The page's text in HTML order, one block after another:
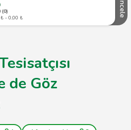
(0)
₺ - 0,00 ₺
İncele
de Göz